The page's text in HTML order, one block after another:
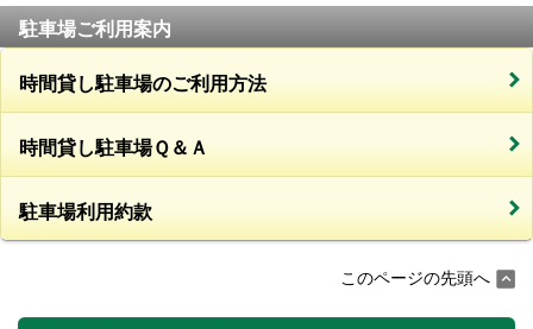
駐車場ご利用案内
時間貸し駐車場のご利用方法
時間貸し駐車場Ｑ＆Ａ
駐車場利用約款
このページの先頭へ